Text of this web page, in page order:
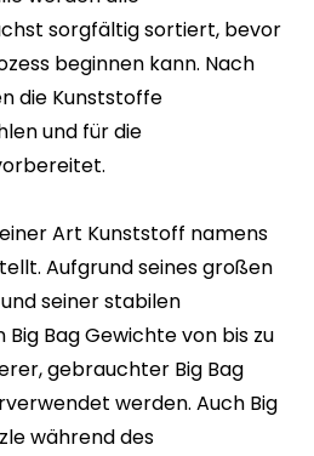
sorgfältig sortiert, bevor
beginnen kann. Nach
die Kunststoffe
und für die
Art Kunststoff namens
Aufgrund seines großen
seiner stabilen
Bag Gewichte von bis zu
gebrauchter Big Bag
werden. Auch Big
während des